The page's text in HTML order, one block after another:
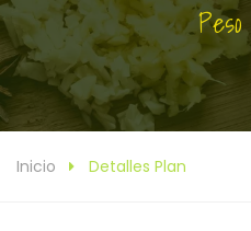
Inicio Detalles Plan